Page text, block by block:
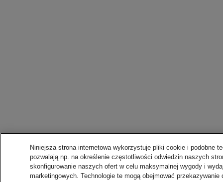
Niniejsza strona internetowa wykorzystuje pliki cookie i podobne
pozwalają np. na określenie częstotliwości odwiedzin naszych
skonfigurowanie naszych ofert w celu maksymalnej wygody i
marketingowych. Technologie te mogą obejmować